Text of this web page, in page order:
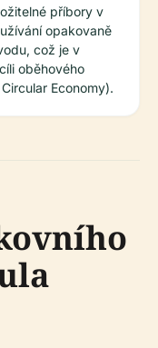
příbory v
opakovaně
což je v
oběhového
Economy).